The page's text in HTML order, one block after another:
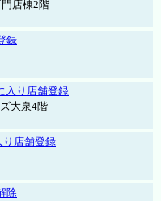
店棟2階
録
入り店舗登録
大泉4階
り店舗登録
除